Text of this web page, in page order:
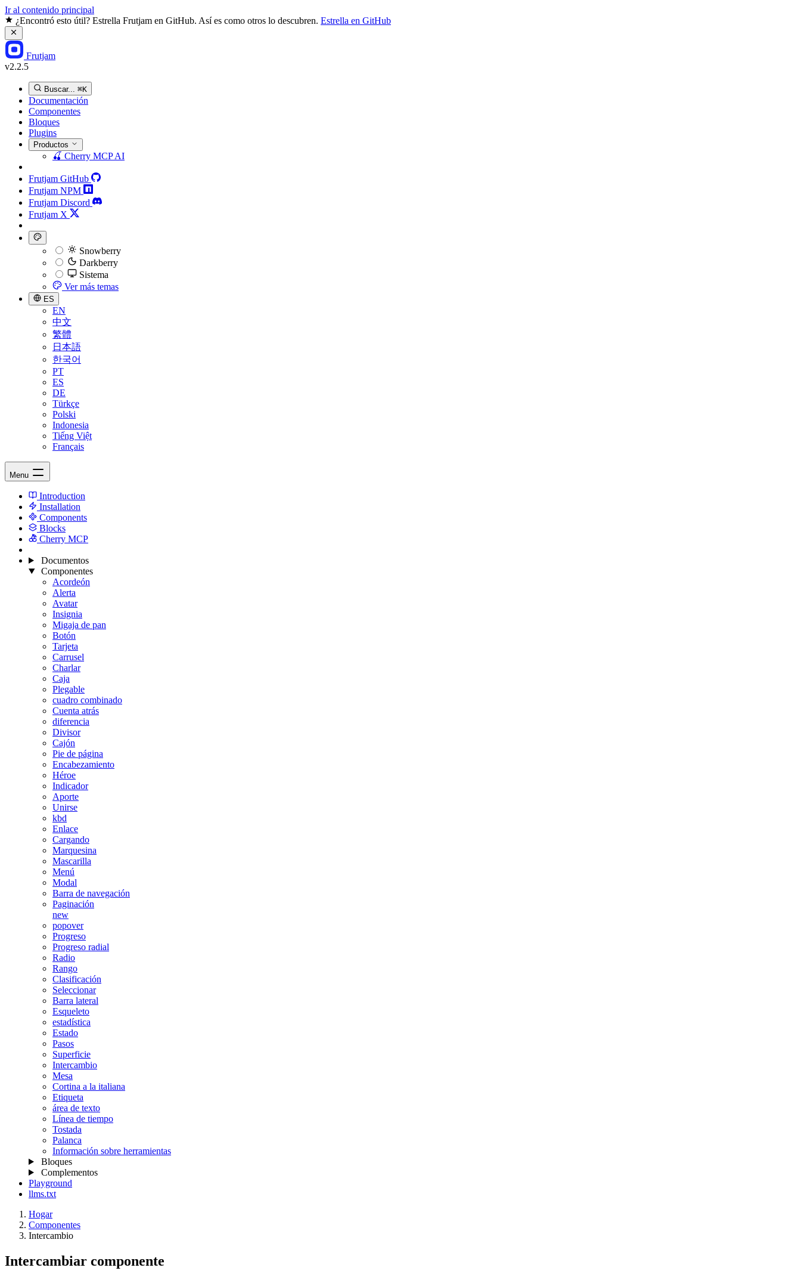
Ir al contenido principal
¿Encontró esto útil? Estrella Frutjam en GitHub. Así es como otros lo descubren. Estrella en GitHub
Frutjam
v2.2.5
Buscar... ⌘K
Documentación
Componentes
Bloques
Plugins
Productos
🍒 Cherry MCPAI
Frutjam GitHub
Frutjam NPM
Frutjam Discord
Frutjam X
Snowberry
Darkberry
Sistema
Ver más temas
ES
EN
中文
繁體
日本語
한국어
PT
ES
DE
Türkçe
Polski
Indonesia
Tiếng Việt
Français
Menu
Introduction
Installation
Components
Blocks
Cherry MCP
Documentos
Componentes
Acordeón
Alerta
Avatar
Insignia
Migaja de pan
Botón
Tarjeta
Carrusel
Charlar
Caja
Plegable
cuadro combinado
Cuenta atrás
diferencia
Divisor
Cajón
Pie de página
Encabezamiento
Héroe
Indicador
Aporte
Unirse
kbd
Enlace
Cargando
Marquesina
Mascarilla
Menú
Modal
Barra de navegación
Paginación
new
popover
Progreso
Progreso radial
Radio
Rango
Clasificación
Seleccionar
Barra lateral
Esqueleto
estadística
Estado
Pasos
Superficie
Intercambio
Mesa
Cortina a la italiana
Etiqueta
área de texto
Línea de tiempo
Tostada
Palanca
Información sobre herramientas
Bloques
Complementos
Playground
llms.txt
Hogar
Componentes
Intercambio
Intercambiar componente